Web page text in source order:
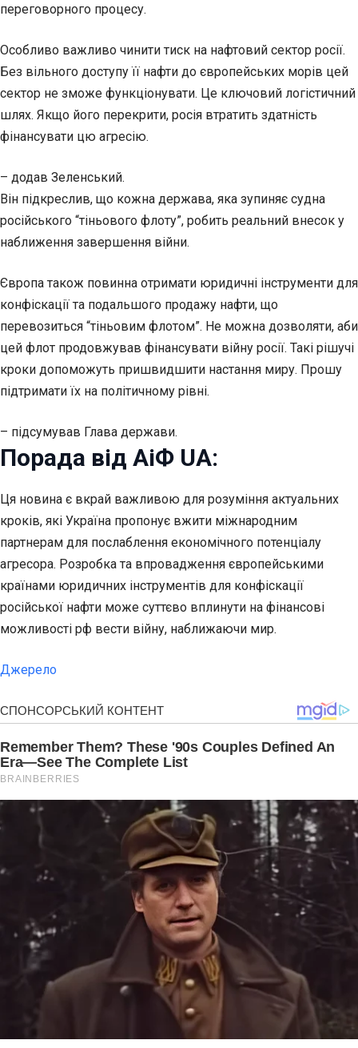
переговорного процесу.
Особливо важливо чинити тиск на нафтовий сектор росії.
Без вільного доступу її нафти до європейських морів цей
сектор не зможе функціонувати. Це ключовий логістичний
шлях. Якщо його перекрити, росія втратить здатність
фінансувати цю агресію.
– додав Зеленський.
Він підкреслив, що кожна держава, яка зупиняє судна
російського “тіньового флоту”, робить реальний внесок у
наближення завершення війни.
Європа також повинна отримати юридичні інструменти для
конфіскації та подальшого продажу нафти, що
перевозиться “тіньовим флотом”. Не можна дозволяти, аби
цей флот продовжував фінансувати війну росії. Такі рішучі
кроки допоможуть пришвидшити настання миру. Прошу
підтримати їх на політичному рівні.
– підсумував Глава держави.
Порада від АіФ UA:
Ця новина є вкрай важливою для розуміння актуальних
кроків, які Україна пропонує вжити міжнародним
партнерам для послаблення економічного потенціалу
агресора. Розробка та впровадження європейськими
країнами юридичних інструментів для конфіскації
російської нафти може суттєво вплинути на фінансові
можливості рф вести війну, наближаючи мир.
Джерело